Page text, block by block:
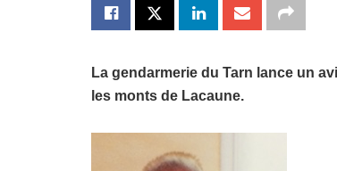
La gendarmerie du Tarn lance un
les monts de Lacaune.